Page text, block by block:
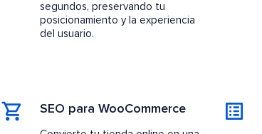
segundos, preservando tu
posicionamiento y la experiencia
del usuario.
SEO para WooCommerce